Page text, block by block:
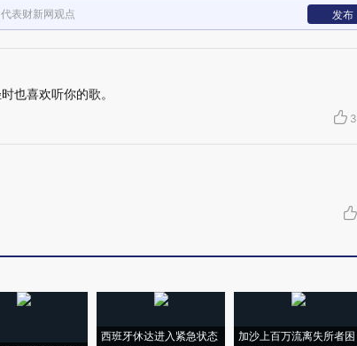
表财新网观点 发布
也喜欢听你的歌。
3
西班牙休达进入紧急状态
加沙上百万流离失所者困